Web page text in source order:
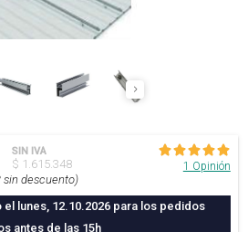
SIN IVA
$ 1.615.348 1 Opinión
sin descuento)
el lunes, 12.10.2026 para los pedidos
antes de las 15h